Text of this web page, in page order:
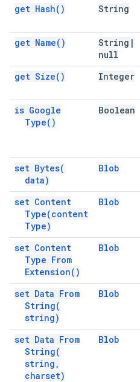
get Hash( ) String
get Name( ) String |
null
get Size( ) Integer
is Google
Type( )
Boolean
set Bytes(
data)
Blob
set Content
Type(content
Type)
Blob
set Content
Type From
Extension( )
Blob
set Data From
String(
string)
Blob
set Data From
String(
string ,
charset)
Blob